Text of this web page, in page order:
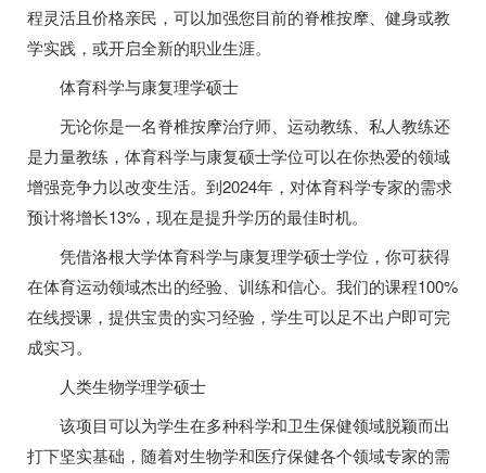
程灵活且价格亲民，可以加强您目前的脊椎按摩、健身或教
学实践，或开启全新的职业生涯。
体育科学与康复理学硕士
无论你是一名脊椎按摩治疗师、运动教练、私人教练还
是力量教练，体育科学与康复硕士学位可以在你热爱的领域
增强竞争力以改变生活。到2024年，对体育科学专家的需求
预计将增长13%，现在是提升学历的最佳时机。
凭借洛根大学体育科学与康复理学硕士学位，你可获得
在体育运动领域杰出的经验、训练和信心。我们的课程100%
在线授课，提供宝贵的实习经验，学生可以足不出户即可完
成实习。
人类生物学理学硕士
该项目可以为学生在多种科学和卫生保健领域脱颖而出
打下坚实基础，随着对生物学和医疗保健各个领域专家的需